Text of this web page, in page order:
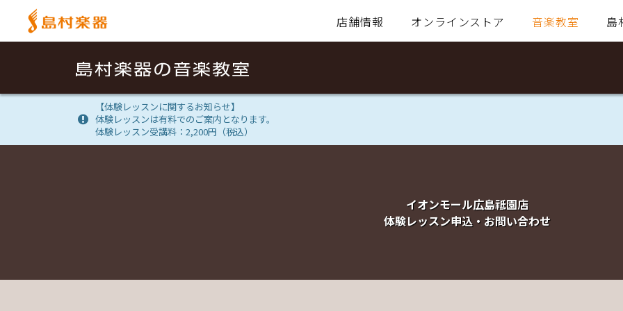
店舗情報 オンラインストア 音楽教室 島
【体験レッスンに関するお知らせ】
体験レッスンは有料でのご案内となります。
体験レッスン受講料：2,200円（税込）
イオンモール広島祗園店
体験レッスン申込・お問い合わせ